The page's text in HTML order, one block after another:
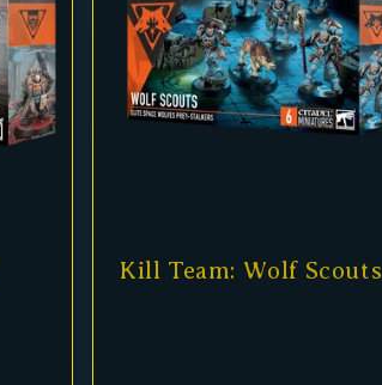
Kill Team: Wolf Scouts